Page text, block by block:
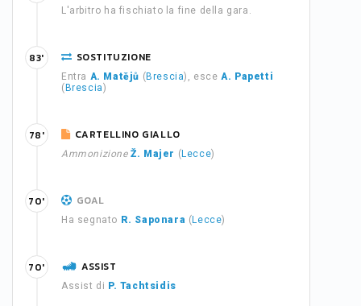
L'arbitro ha fischiato la fine della gara.
SOSTITUZIONE
Entra A. Matějů ( Brescia), esceA. Papetti
( Brescia)
83'
CARTELLINO GIALLO
Ammonizione Ž. Majer ( Lecce)
78'
GOAL
Ha segnato R. Saponara ( Lecce)
70'
ASSIST
Assist di P. Tachtsidis
70'